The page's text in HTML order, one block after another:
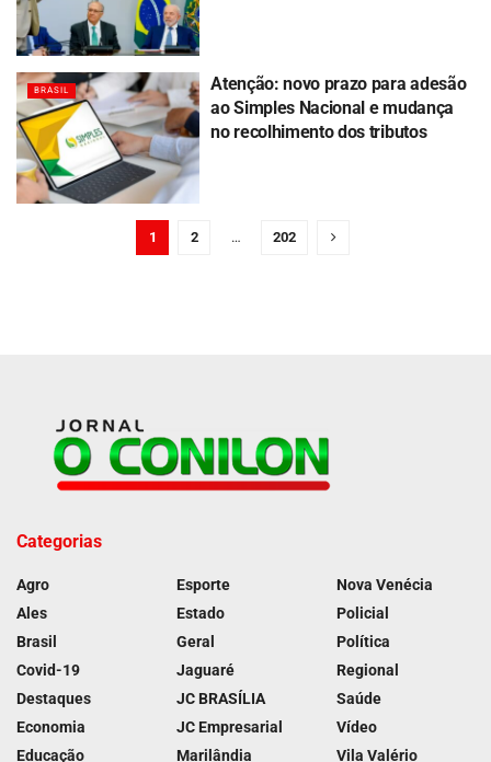
BRASIL
Atenção: novo prazo para adesão
ao Simples Nacional e mudança
no recolhimento dos tributos
1 2 … 202
Categorias
Agro
Ales
Brasil
Covid-19
Destaques
Economia
Educação
Esporte
Estado
Geral
Jaguaré
JC BRASÍLIA
JC Empresarial
Marilândia
Nova Venécia
Policial
Política
Regional
Saúde
Vídeo
Vila Valério